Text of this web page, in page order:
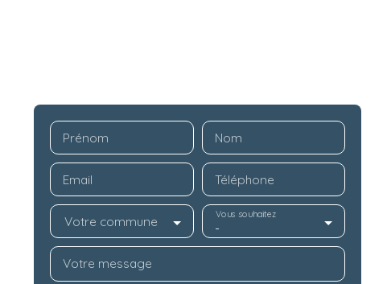
Prénom Nom
Email Téléphone
Votre commune -
Vous souhaitez
Votre message